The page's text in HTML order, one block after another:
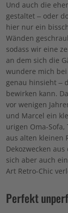
Und auch die
gestaltet – oder
hier nur ein
Wänden
sodass wir eine
an dem sich die
wundere mich
genau hinsieht –
bewirken kann.
vor wenigen
und Marcel ein
urigen Oma-
aus alten kleinen
Dekozwecken
sich aber auch
Art Retro-Chic
Perfekt